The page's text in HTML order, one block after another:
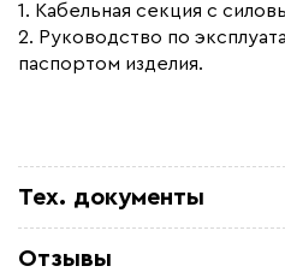
1. Кабельная секция с
2. Руководство по
паспортом изделия.
Тех. документы
Отзывы